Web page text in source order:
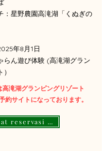
：星野農園高滝湖「くぬぎの
年8月1日
らん遊び体験 (高滝湖グラン
高滝湖グランピングリゾート
約サイトになっております。
Buat reservasi di sini